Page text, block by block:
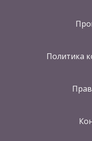
Политика